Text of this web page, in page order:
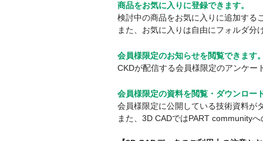
商品をお気に入りに登録できます。
検討中の商品をお気に入りに追加する
また、お気に入りは自由にフォルダ
会員様限定のお知らせを閲覧できます
CKDが配信する会員様限定のアンケー
会員様限定の資料を閲覧・ダウンロー
会員様限定に公開している技術資料が
また、3D CADではPART community